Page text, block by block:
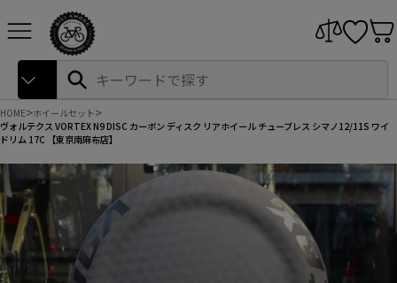
文
へ
ッ
プ
サイトナビゲーション
Search
検
HOME ホイールセット
ヴォルテクス VORTEX N9 DISC カーボン ディスク リアホイール チューブレス シマノ12/11S ワイ
ドリム 17C 【東京南麻布店】